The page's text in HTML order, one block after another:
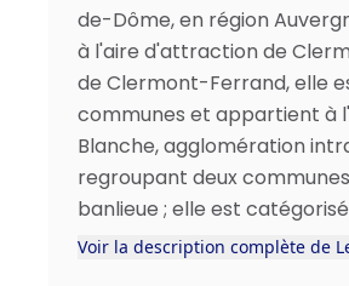
de-Dôme, en région
à l'aire d'attraction de
de Clermont-Ferrand, elle
communes et appartient à
Blanche, agglomération
regroupant deux
banlieue ; elle est
Voir la description complète de